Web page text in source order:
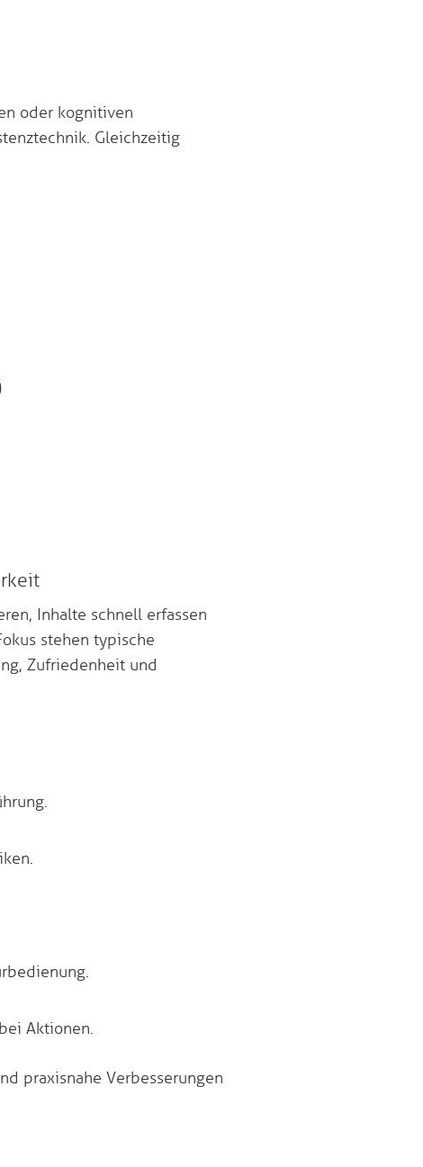
oder kognitiven
Gleichzeitig
Inhalte schnell erfassen
stehen typische
Zufriedenheit und
Aktionen.
praxisnahe Verbesserungen